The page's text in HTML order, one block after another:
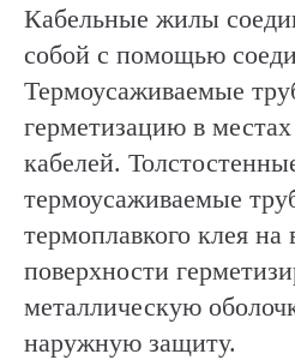
Кабельные жилы
собой с помощью
Термоусаживаемые
герметизацию в
кабелей.
термоусаживаемые
термоплавкого клея на
поверхности
металлическую
наружную защиту.